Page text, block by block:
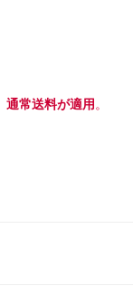
通常送料が適用。